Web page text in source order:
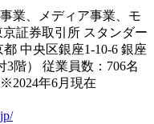
業、メディア事業、モ
証券取引所 スタンダー
都 中央区銀座1-10-6 銀座
3階） 従業員数：706名
年6月現在